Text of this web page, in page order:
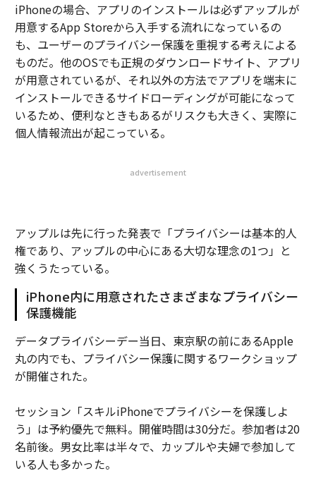
iPhoneの場合、アプリのインストールは必ずアップルが
用意するApp Storeから入手する流れになっているの
も、ユーザーのプライバシー保護を重視する考えによる
ものだ。他のOSでも正規のダウンロードサイト、アプリ
が用意されているが、それ以外の方法でアプリを端末に
インストールできるサイドローディングが可能になって
いるため、便利なときもあるがリスクも大きく、実際に
個人情報流出が起こっている。
advertisement
アップルは先に行った発表で「プライバシーは基本的人
権であり、アップルの中心にある大切な理念の1つ」と
強くうたっている。
iPhone内に用意されたさまざまなプライバシー
保護機能
データプライバシーデー当日、東京駅の前にあるApple
丸の内でも、プライバシー保護に関するワークショップ
が開催された。
セッション「スキルiPhoneでプライバシーを保護しよ
う」は予約優先で無料。開催時間は30分だ。参加者は20
名前後。男女比率は半々で、カップルや夫婦で参加して
いる人も多かった。